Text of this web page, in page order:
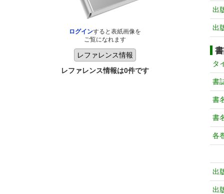
ログインすると表紙画像を
ご覧になれます
レファレンス情報は0件です
出
出
タ
書
書
書
各
出
出